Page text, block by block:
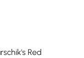
Red